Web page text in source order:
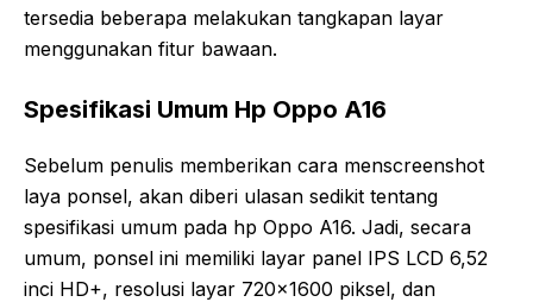
tersedia beberapa melakukan tangkapan layar
menggunakan fitur bawaan.
Spesifikasi Umum Hp Oppo A16
Sebelum penulis memberikan cara menscreenshot
laya ponsel, akan diberi ulasan sedikit tentang
spesifikasi umum pada hp Oppo A16. Jadi, secara
umum, ponsel ini memiliki layar panel IPS LCD 6,52
inci HD+, resolusi layar 720×1600 piksel, dan